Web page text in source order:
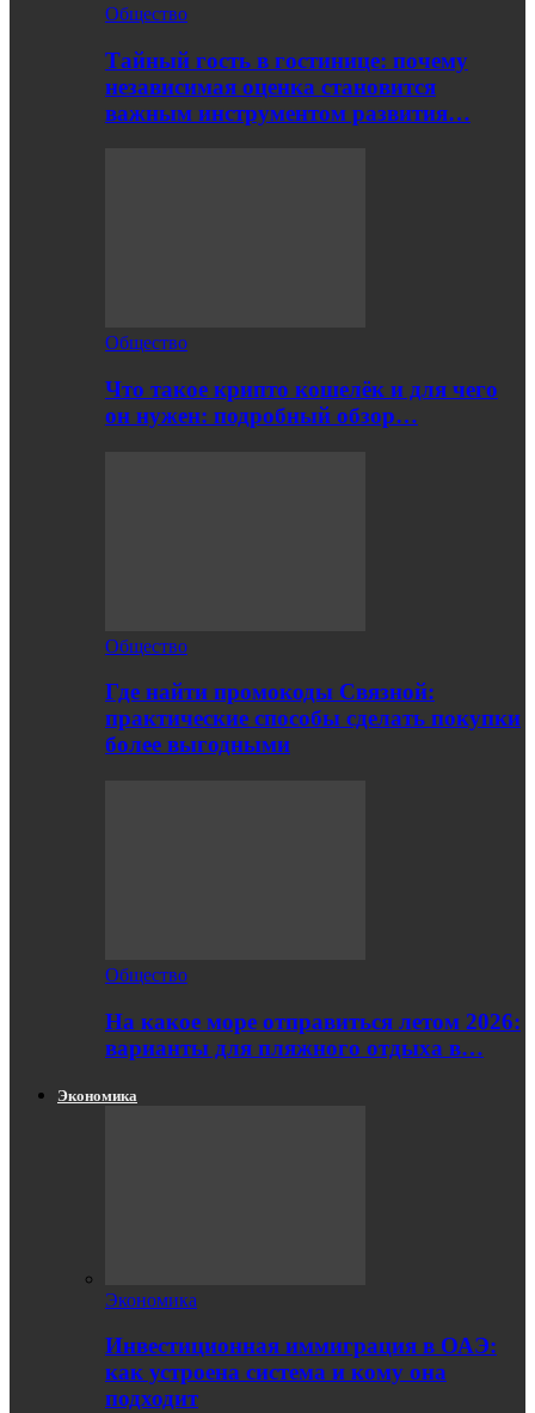
Общество
Тайный гость в гостинице: почему
независимая оценка становится
важным инструментом развития…
Общество
Что такое крипто кошелёк и для чего
он нужен: подробный обзор…
Общество
Где найти промокоды Связной:
практические способы сделать покупки
более выгодными
Общество
На какое море отправиться летом 2026:
варианты для пляжного отдыха в…
Экономика
Экономика
Инвестиционная иммиграция в ОАЭ:
как устроена система и кому она
подходит